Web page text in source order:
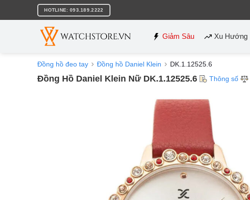
nội
HOTLINE: 093.189.2222
Giảm Sâu Xu Hướng
Đồng hồ đeo tay Đồng hồ Daniel Klein DK.1.12525.6
Đồng Hồ Daniel Klein Nữ DK.1.12525.6 Thông số